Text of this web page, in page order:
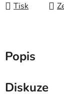
Tisk
Popis
Diskuze